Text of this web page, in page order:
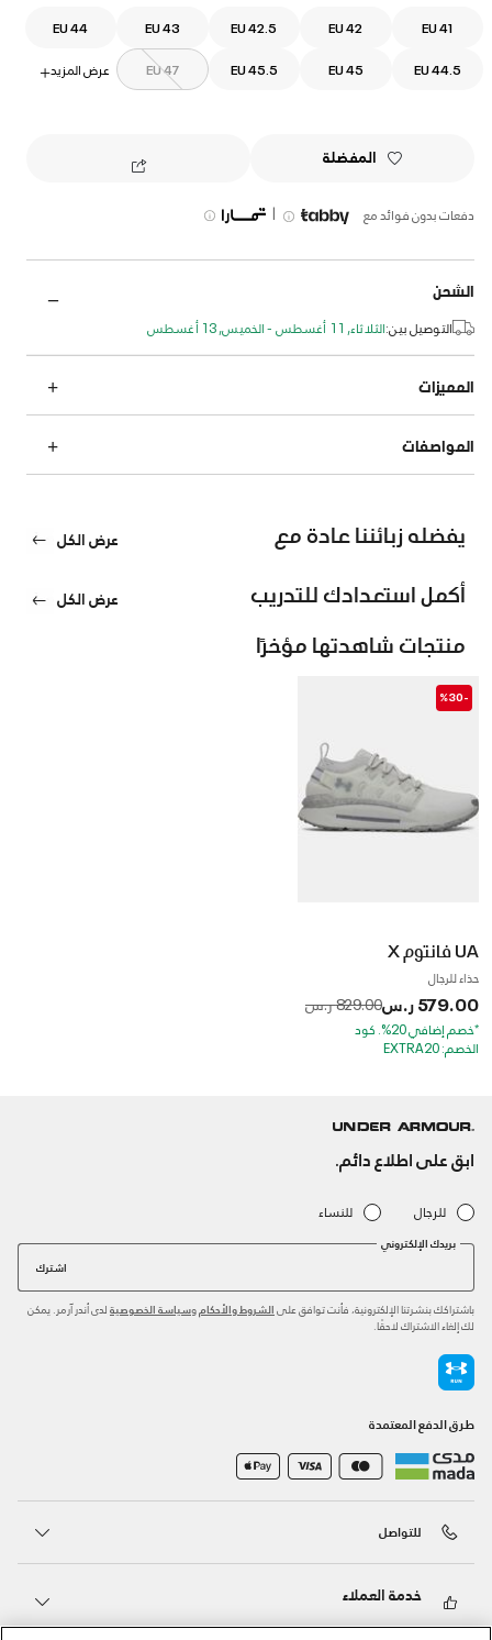
EU 41
EU 42
EU 42.5
EU 43
EU 44
EU 44.5
EU 45
EU 45.5
EU 47 عرض المزيد+
المفضلة
دفعات بدون فوائد مع |
الشحن
التوصيل بين:الثلاثاء, 11 أغسطس - الخميس, 13 أغسطس
المميزات
المواصفات
يفضله زبائننا عادة مع عرض الكل
أكمل استعدادك للتدريب عرض الكل
منتجات شاهدتها مؤخرًا
-%30
UA فانتوم X
حذاء للرجال
579.00 ر.س Price reduced from
829.00 ر.س to
*خصم إضافي 20%. كود
الخصم: EXTRA20
ابق على اطلاع دائم.
للرجال للنساء
بريدك الإلكتروني
اشترك
باشتراكك بنشرتنا الإلكترونية، فأنت توافق على الشروط والأحكام وسياسة الخصوصية لدى أندر آرمر. يمكن
لك إلغاء الاشتراك لاحقًا.
طرق الدفع المعتمدة
للتواصل
خدمة العملاء